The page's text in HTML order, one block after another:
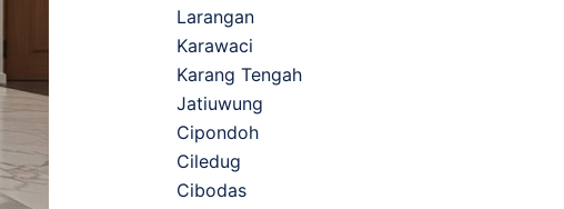
Larangan
Karawaci
Karang Tengah
Jatiuwung
Cipondoh
Ciledug
Cibodas